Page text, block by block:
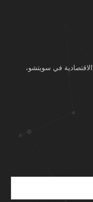
الاقتصادية في سويتشو،